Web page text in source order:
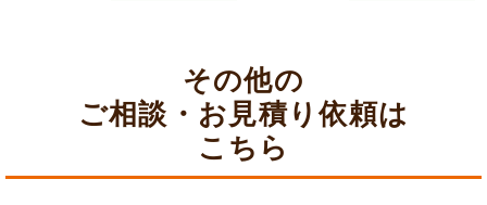
その他の
ご相談・お見積り依頼は
こちら